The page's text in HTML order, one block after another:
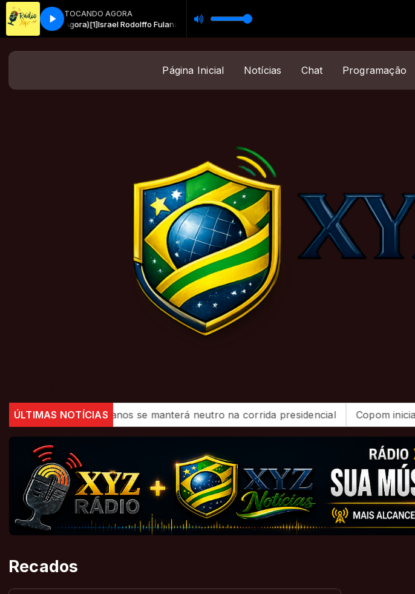
TOCANDO AGORA
e Agora)[1]Israel Rodolffo Fulana (Aqui e Agora)[1]
Página Inicial Notícias Chat Programação
ÚLTIMAS NOTÍCIAS
se manterá neutro na corrida presidencial Copom inicia reunião que
Recados